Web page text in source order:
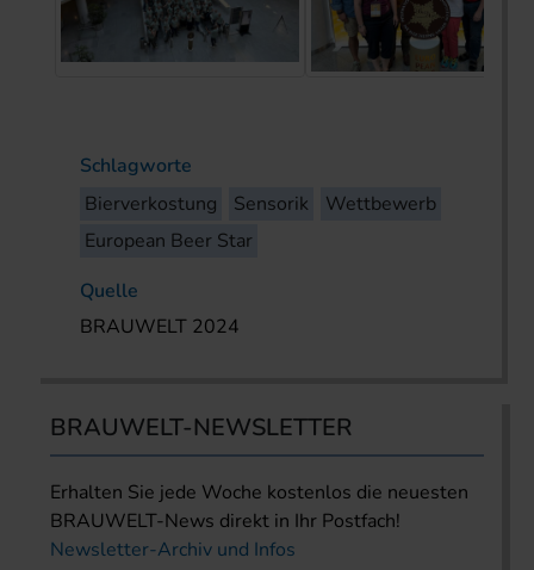
Schlagworte
Bierverkostung
Sensorik
Wettbewerb
European Beer Star
Quelle
BRAUWELT 2024
BRAUWELT-NEWSLETTER
Erhalten Sie jede Woche kostenlos die neuesten
BRAUWELT-News direkt in Ihr Postfach!
Newsletter-Archiv und Infos